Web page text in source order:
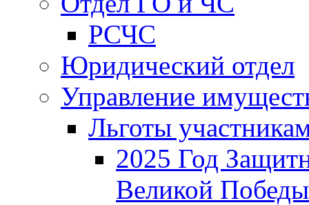
РСЧС
Юридический отдел
Управление
Льготы
2025 Год
Великой Победы